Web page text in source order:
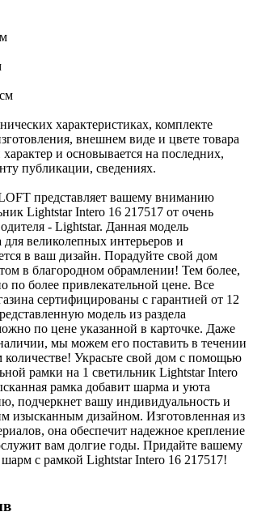
характеристиках, комплекте
внешнем виде и цвете товара
и основывается на последних,
публикации, сведениях.
представляет вашему вниманию
Lightstar Intero 16 217517 от очень
- Lightstar. Данная модель
для великолепных интерьеров и
в ваш дизайн. Порадуйте свой дом
в благородном обрамлении! Тем более,
по более привлекательной цене. Все
сертифицированы с гарантией от 12
модель из раздела
по цене указанной в карточке. Даже
мы можем его поставить в течении
Украсьте свой дом с помощью
рамки на 1 светильник Lightstar Intero
рамка добавит шарма и уюта
подчеркнет вашу индивидуальность и
изысканным дизайном. Изготовленная из
она обеспечит надежное крепление
вам долгие годы. Придайте вашему
с рамкой Lightstar Intero 16 217517!